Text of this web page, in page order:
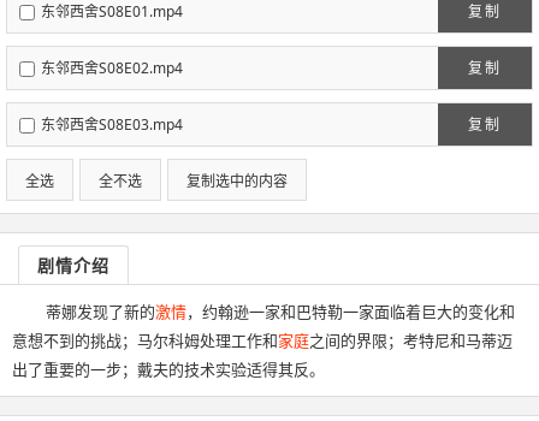
复制
东邻西舍S08E01.mp4
复制
东邻西舍S08E02.mp4
复制
东邻西舍S08E03.mp4
全选 全不选 复制选中的内容
剧情介绍
蒂娜发现了新的激情，约翰逊一家和巴特勒一家面临着巨大的变化和
意想不到的挑战；马尔科姆处理工作和家庭之间的界限；考特尼和马蒂迈
出了重要的一步；戴夫的技术实验适得其反。